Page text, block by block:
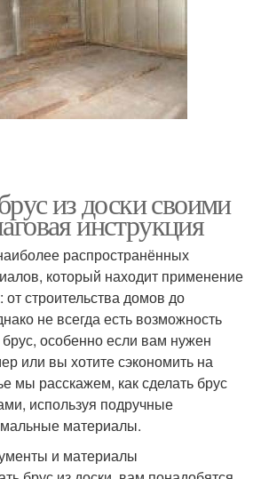
из доски своими
инструкция
распространённых
который находит применение
строительства домов до
не всегда есть возможность
особенно если вам нужен
или вы хотите сэкономить на
мы расскажем, как сделать брус
используя подручные
материалы.
и материалы